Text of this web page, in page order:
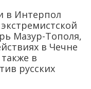
в Интерпол
Мазур-Тополя,
в Чечне
в
русских